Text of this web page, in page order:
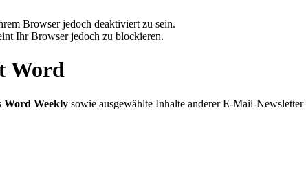
Browser jedoch deaktiviert zu sein.
Ihr Browser jedoch zu blockieren.
Word
Word Weekly sowie ausgewählte Inhalte anderer E-Mail-